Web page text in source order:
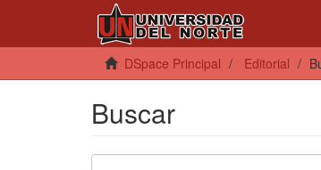
DSpace Principal Editorial
Buscar